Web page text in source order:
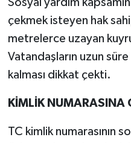
Sosyal yardım
çekmek isteyen hak
metrelerce uzayan
Vatandaşların uzun
kalması dikkat çekti.
KİMLİK NUMARASINA
TC kimlik numarasının